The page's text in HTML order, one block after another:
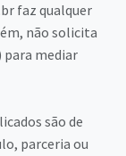
faz qualquer
não solicita
para mediar
são de
parceria ou